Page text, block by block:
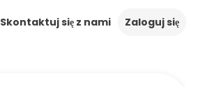
Skontaktuj się z nami Zaloguj się